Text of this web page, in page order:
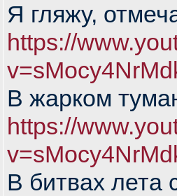
Я гляжу,
https://
В жарком
https://
В битвах лета